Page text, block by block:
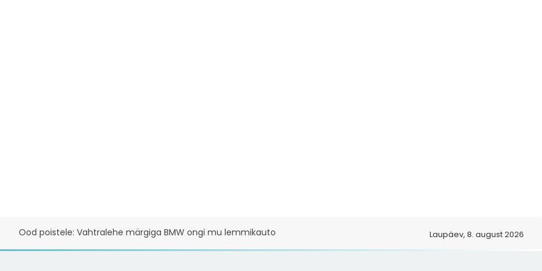
Ood poistele: Vahtralehe märgiga BMW ongi mu lemmikauto Laupäev, 8. august 2026